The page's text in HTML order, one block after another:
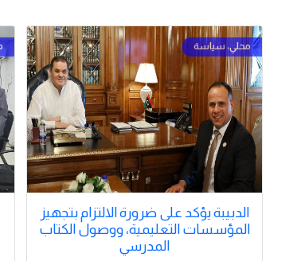
الدبيبة يؤكد على ضرورة الالتزام بتجهيز
المؤسسات التعليمية، ووصول الكتاب
المدرسي